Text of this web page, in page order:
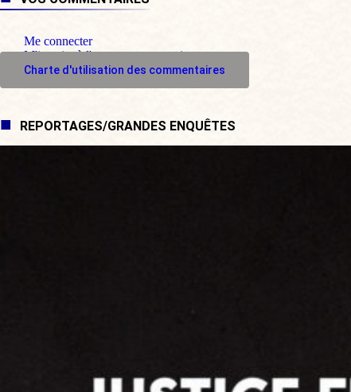
Me connecter
M'inscrire à l'espace commentaire
Charte d'utilisation des commentaires
REPORTAGES/GRANDES ENQUÊTES